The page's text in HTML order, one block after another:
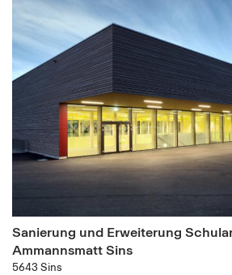
Sanierung und Erweiterung
Ammannsmatt Sins
5643 Sins